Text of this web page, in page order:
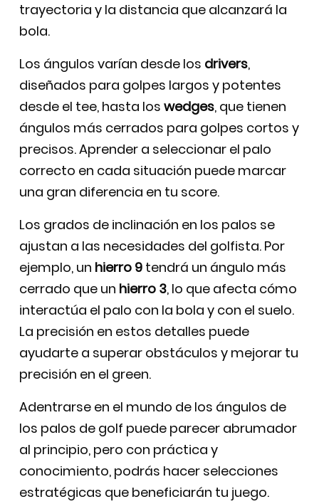
trayectoria y la distancia que alcanzará la
bola.
Los ángulos varían desde los drivers,
diseñados para golpes largos y potentes
desde el tee, hasta los wedges, que tienen
ángulos más cerrados para golpes cortos y
precisos. Aprender a seleccionar el palo
correcto en cada situación puede marcar
una gran diferencia en tu score.
Los grados de inclinación en los palos se
ajustan a las necesidades del golfista. Por
ejemplo, un hierro 9 tendrá un ángulo más
cerrado que un hierro 3, lo que afecta cómo
interactúa el palo con la bola y con el suelo.
La precisión en estos detalles puede
ayudarte a superar obstáculos y mejorar tu
precisión en el green.
Adentrarse en el mundo de los ángulos de
los palos de golf puede parecer abrumador
al principio, pero con práctica y
conocimiento, podrás hacer selecciones
estratégicas que beneficiarán tu juego.